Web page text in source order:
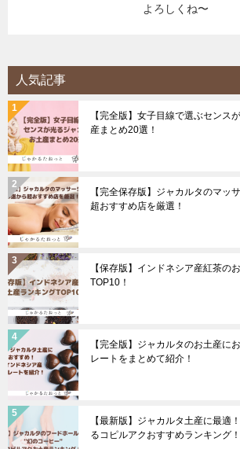
よろしくね〜
人気記事
【完全版】女子目線で選ぶセンス
産まとめ20選！
【完全保存版】ジャカルタのマッ
超おすすめ店を厳選！
【保存版】インドネシア産紅茶の
TOP10！
【完全版】ジャカルタのお土産に
レートをまとめて紹介！
【最新版】ジャカルタ土産に最適
るコピルアクおすすめランキング！